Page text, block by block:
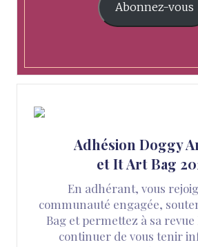
Abonnez-vous
Adhésion Doggy
et It Art Bag
En adhérant, vous
communauté engagée,
Bag et permettez à sa
continuer de vous tenir